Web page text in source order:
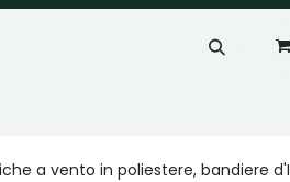
a vento in poliestere, bandiere